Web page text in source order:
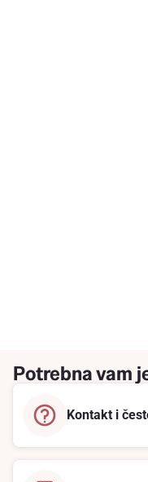
Potrebna vam
Kontakt i